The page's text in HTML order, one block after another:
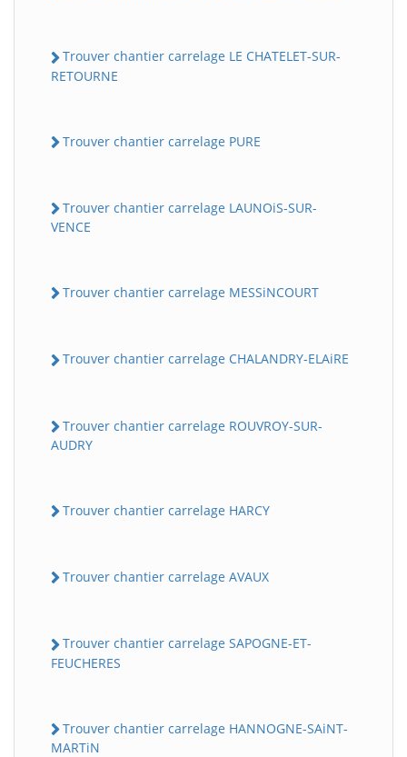
Trouver chantier carrelage LE CHATELET-SUR-
RETOURNE
Trouver chantier carrelage PURE
Trouver chantier carrelage LAUNOiS-SUR-
VENCE
Trouver chantier carrelage MESSiNCOURT
Trouver chantier carrelage CHALANDRY-ELAiRE
Trouver chantier carrelage ROUVROY-SUR-
AUDRY
Trouver chantier carrelage HARCY
Trouver chantier carrelage AVAUX
Trouver chantier carrelage SAPOGNE-ET-
FEUCHERES
Trouver chantier carrelage HANNOGNE-SAiNT-
MARTiN